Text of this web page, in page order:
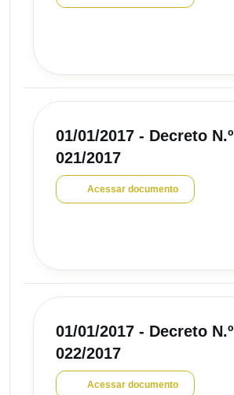
01/01/2017 - Decreto N.º
021/2017
Acessar documento
01/01/2017 - Decreto N.º
022/2017
Acessar documento